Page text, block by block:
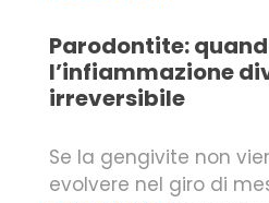
Parodontite:
l’infiammazione
irreversibile
Se la gengivite non
evolvere nel giro di